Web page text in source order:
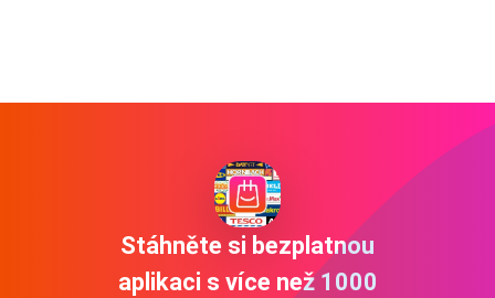
Stáhněte si bezplatnou
aplikaci s více než 1000